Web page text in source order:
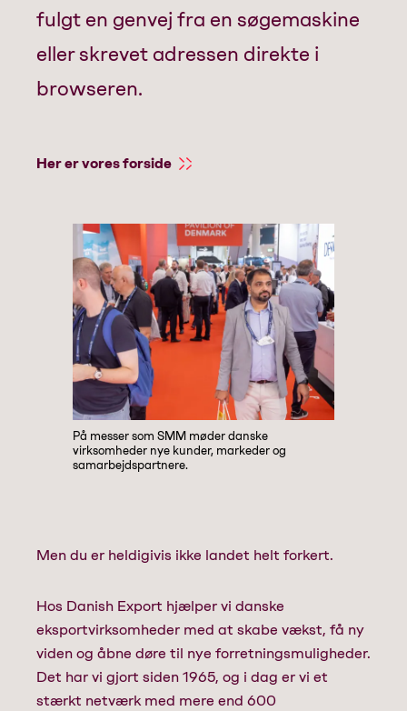
fulgt en genvej fra en søgemaskine
eller skrevet adressen direkte i
browseren.
Her er vores forside
På messer som SMM møder danske
virksomheder nye kunder, markeder og
samarbejdspartnere.
Men du er heldigivis ikke landet helt forkert.
Hos Danish Export hjælper vi danske
eksportvirksomheder med at skabe vækst, få ny
viden og åbne døre til nye forretningsmuligheder.
Det har vi gjort siden 1965, og i dag er vi et
stærkt netværk med mere end 600